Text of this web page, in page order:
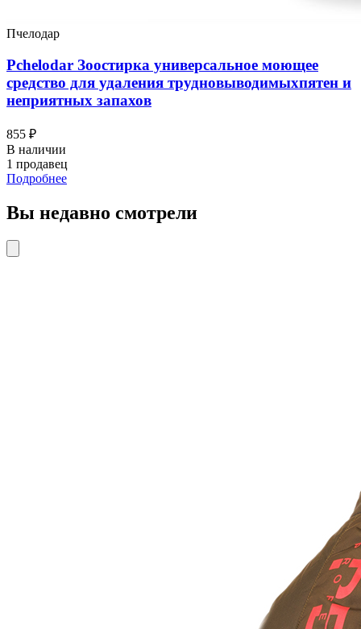
Пчелодар
Pchelodar Зоостирка универсальное моющее
средство для удаления трудновыводимыхпятен и
неприятных запахов
855 ₽
В наличии
1 продавец
Подробнее
Вы недавно смотрели